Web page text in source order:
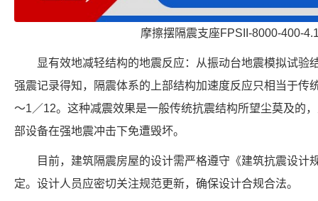
摩擦摆隔震支座FPSII-8000-400-
显有效地减轻结构的地震反应：从振动台地震模拟试验
强震记录得知，隔震体系的上部结构加速度反应只相当于传
～1／12。这种减震效果是一般传统抗震结构所望尘莫及的
部设备在强地震冲击下免遭毁坏。
目前，建筑隔震房屋的设计需严格遵守《建筑抗震设计
定。设计人员应密切关注规范更新，确保设计合规合法。